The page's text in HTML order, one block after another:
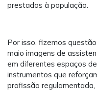
prestados à população.
Por isso, fizemos
maio imagens de
em diferentes espaços
instrumentos que
profissão regulamentada,